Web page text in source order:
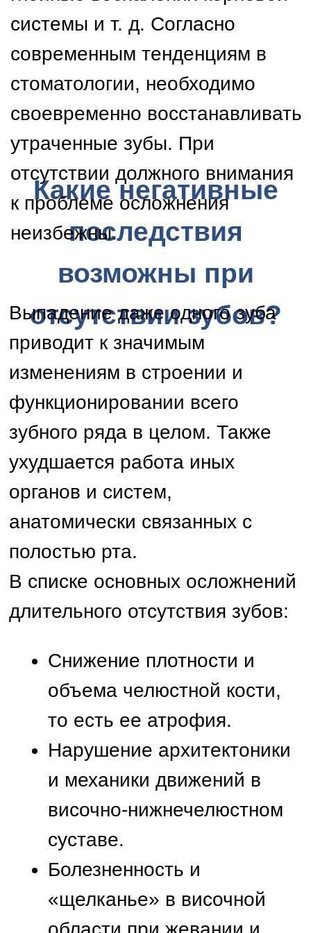
Снижение плотности и
объема челюстной кости,
Нарушение архитектоники
и механики движений в
височно-нижнечелюстном
суставе.
Болезненность и
«щелканье» в височной
открывании рта.
жевательных мышц
Изменение процесса
носового дыхания.
Смещение зубного ряда,
деформация прикуса.
Ухудшение дикции и
появление речевых
дефектов.
Учащение заболеваемости
лор-органов.
питании, невозможность
пережевывать твердую
Дисфункция желудочно-
нехватка нутриентов в
организме.
ускорение процесса
старения.
Негативные изменения в
позвоночника и нарушения
осанки.
оказывают комплексное
негативное воздействие на
различные структуры и